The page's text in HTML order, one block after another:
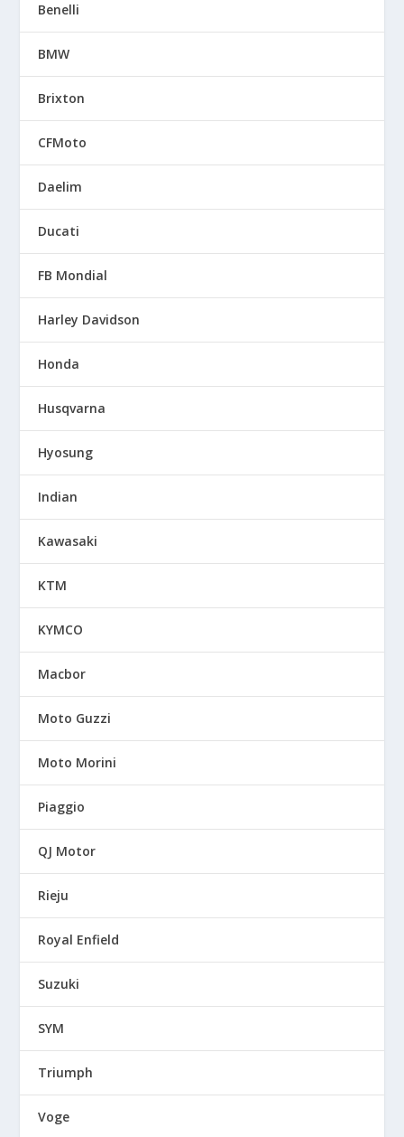
Benelli
BMW
Brixton
CFMoto
Daelim
Ducati
FB Mondial
Harley Davidson
Honda
Husqvarna
Hyosung
Indian
Kawasaki
KTM
KYMCO
Macbor
Moto Guzzi
Moto Morini
Piaggio
QJ Motor
Rieju
Royal Enfield
Suzuki
SYM
Triumph
Voge